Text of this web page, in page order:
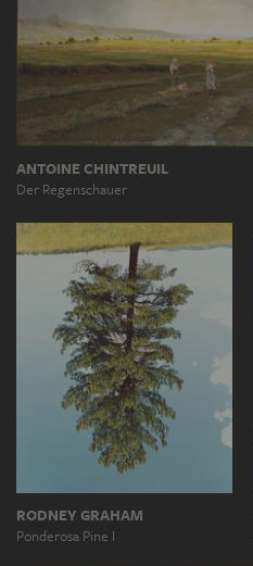
ANTOINE CHINTREUIL
Der Regenschauer
RODNEY GRAHAM
Ponderosa Pine I